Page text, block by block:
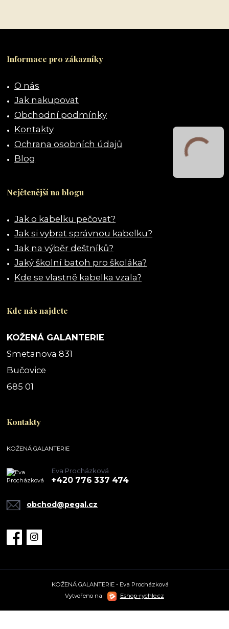
Informace pro zákazníky
O nás
Jak nakupovat
Obchodní podmínky
Kontakty
Ochrana osobních údajů
Blog
Nejčtenější na blogu
Jak o kabelku pečovat?
Jak si vybrat správnou kabelku?
Jak na výběr deštníků?
Jaký školní batoh pro školáka?
Kde se vlastně kabelka vzala?
Kde nás najdete
KOŽENÁ GALANTERIE
Smetanova 831
Bučovice
685 01
Kontakty
KOŽENÁ GALANTERIE
Eva Procházková
+420 776 337 474
obchod@pegal.cz
KOŽENÁ GALANTERIE - Eva Procházková
Vytvořeno na
Eshop-rychle.cz